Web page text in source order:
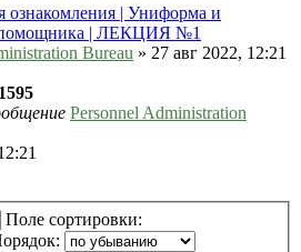
ознакомления | Униформа и
помощника | ЛЕКЦИЯ №1
Bureau » 27 авг 2022, 12:21
1595
Personnel Administration
Поле сортировки: